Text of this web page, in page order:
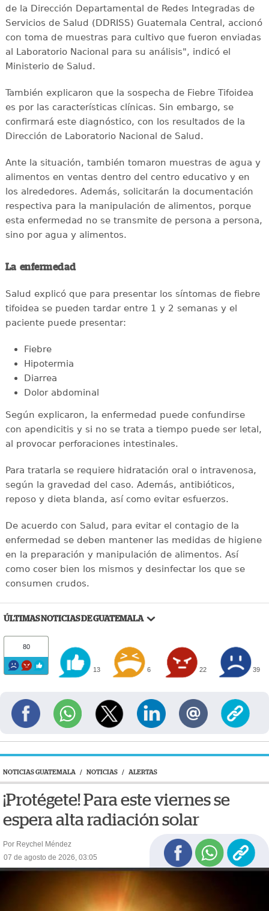
de la Dirección Departamental de Redes Integradas de
Servicios de Salud (DDRISS) Guatemala Central, accionó
con toma de muestras para cultivo que fueron enviadas
al Laboratorio Nacional para su análisis", indicó el
Ministerio de Salud.
También explicaron que la sospecha de Fiebre Tifoidea
es por las características clínicas. Sin embargo, se
confirmará este diagnóstico, con los resultados de la
Dirección de Laboratorio Nacional de Salud.
Ante la situación, también tomaron muestras de agua y
alimentos en ventas dentro del centro educativo y en
los alrededores. Además, solicitarán la documentación
respectiva para la manipulación de alimentos, porque
esta enfermedad no se transmite de persona a persona,
sino por agua y alimentos.
La enfermedad
Salud explicó que para presentar los síntomas de fiebre
tifoidea se pueden tardar entre 1 y 2 semanas y el
paciente puede presentar:
Fiebre
Hipotermia
Diarrea
Dolor abdominal
Según explicaron, la enfermedad puede confundirse
con apendicitis y si no se trata a tiempo puede ser letal,
al provocar perforaciones intestinales.
Para tratarla se requiere hidratación oral o intravenosa,
según la gravedad del caso. Además, antibióticos,
reposo y dieta blanda, así como evitar esfuerzos.
De acuerdo con Salud, para evitar el contagio de la
enfermedad se deben mantener las medidas de higiene
en la preparación y manipulación de alimentos. Así
como coser bien los mismos y desinfectar los que se
consumen crudos.
ÚLTIMAS NOTICIAS DE GUATEMALA
80
13 6 22 39
NOTICIAS GUATEMALA / NOTICIAS / ALERTAS
¡Protégete! Para este viernes se
espera alta radiación solar
Por Reychel Méndez
07 de agosto de 2026, 03:05